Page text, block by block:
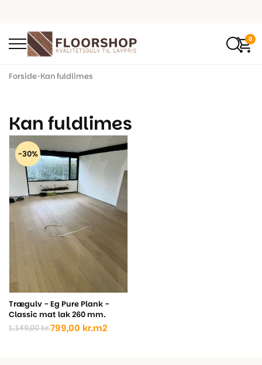
0
Forside•Kan fuldlimes
Kan fuldlimes
-30%
Trægulv - Eg Pure Plank -
Classic mat lak 260 mm.
1.149,00kr.
Den
799,00 kr.
Den
m2